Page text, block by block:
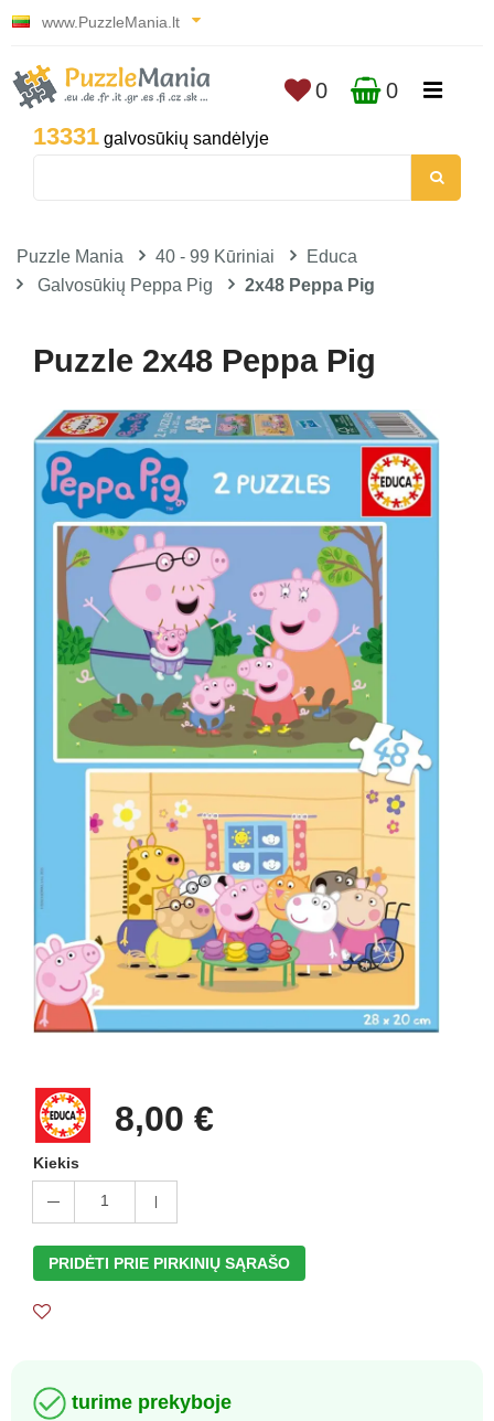
www.PuzzleMania.lt
13331 galvosūkių sandėlyje
0 0
Puzzle Mania 40 - 99 Kūriniai
Educa
Galvosūkių Peppa Pig
2x48 Peppa Pig
Puzzle 2x48 Peppa Pig
8,00 €
Kiekis
1
PRIDĖTI PRIE PIRKINIŲ SĄRAŠO
turime prekyboje